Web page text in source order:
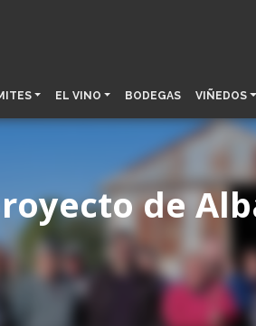
EL VINO BODEGAS VIÑEDOS
de